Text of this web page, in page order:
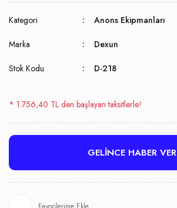
Kategori Anons Ekipmanları
Marka Dexun
Stok Kodu D-218
* 1.756,40 TL den başlayan taksitlerle!
GELİNCE HABER VER